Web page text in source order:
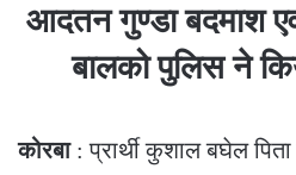
आदतन गुण्डा बदमाश
बालको पुलिस ने
कोरबा: प्रार्थी कुशाल बघेल